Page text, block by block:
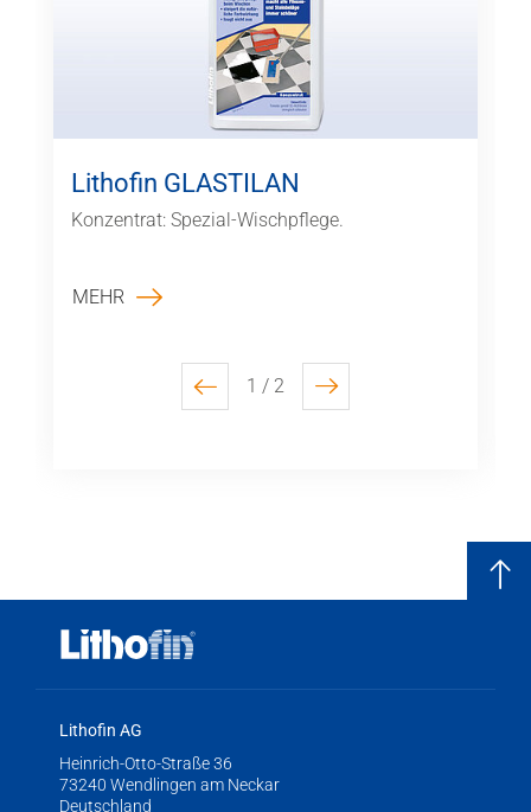
previous
1 / 2 next
Lithofin GLASTILAN
Konzentrat: Spezial-Wischpflege.
MEHR
Lithofin AG
Heinrich-Otto-Straße 36
73240 Wendlingen am Neckar
Deutschland